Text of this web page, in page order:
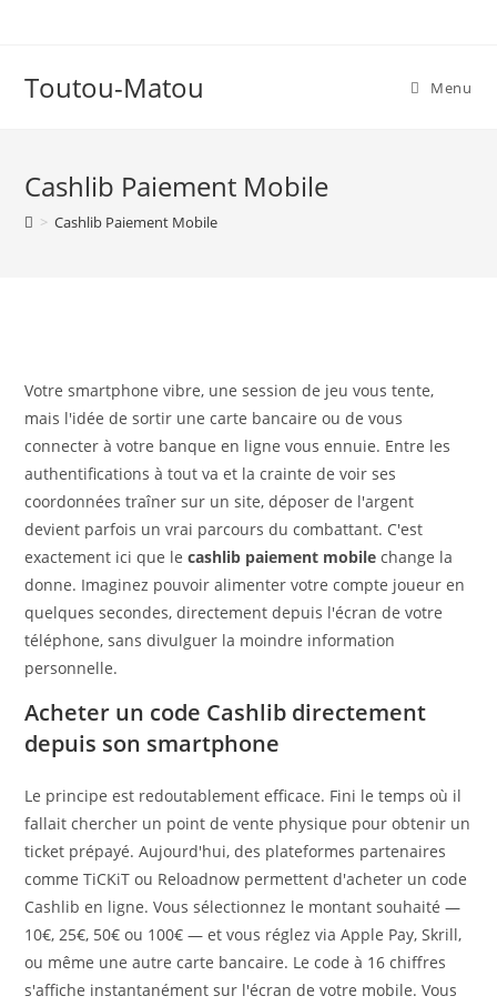
Toutou-Matou Menu
Cashlib Paiement Mobile
> Cashlib Paiement Mobile
Votre smartphone vibre, une session de jeu vous tente,
mais l'idée de sortir une carte bancaire ou de vous
connecter à votre banque en ligne vous ennuie. Entre les
authentifications à tout va et la crainte de voir ses
coordonnées traîner sur un site, déposer de l'argent
devient parfois un vrai parcours du combattant. C'est
exactement ici que lecashlib paiement mobile change la
donne. Imaginez pouvoir alimenter votre compte joueur en
quelques secondes, directement depuis l'écran de votre
téléphone, sans divulguer la moindre information
personnelle.
Acheter un code Cashlib directement
depuis son smartphone
Le principe est redoutablement efficace. Fini le temps où il
fallait chercher un point de vente physique pour obtenir un
ticket prépayé. Aujourd'hui, des plateformes partenaires
comme TiCKiT ou Reloadnow permettent d'acheter un code
Cashlib en ligne. Vous sélectionnez le montant souhaité —
10€, 25€, 50€ ou 100€ — et vous réglez via Apple Pay, Skrill,
ou même une autre carte bancaire. Le code à 16 chiffres
s'affiche instantanément sur l'écran de votre mobile. Vous